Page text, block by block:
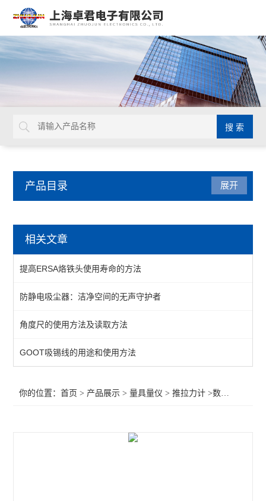
产品目录
马尔数显卡尺
带表高度尺
卡尺/千分尺
水平尺
测量台
展开
相关文章
提高ERSA烙铁头使用寿命的方法
防静电吸尘器：洁净空间的无声守护者
角度尺的使用方法及读取方法
GOOT吸锡线的用途和使用方法
你的位置：首页 > 产品展示 >量具量仪 >推拉力计 >数显推拉力